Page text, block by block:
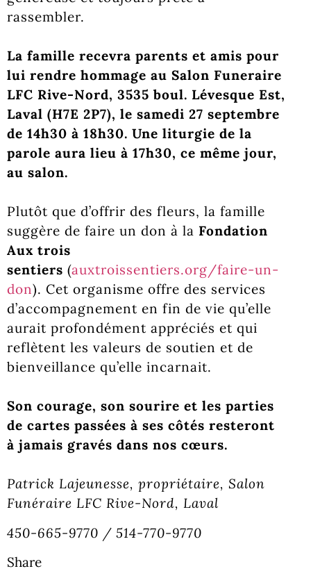
rassembler.
La famille recevra parents et amis pour
lui rendre hommage au Salon Funeraire
LFC Rive-Nord, 3535 boul. Lévesque Est,
Laval (H7E 2P7), le samedi 27 septembre
de 14h30 à 18h30. Une liturgie de la
parole aura lieu à 17h30, ce même jour,
au salon.
Plutôt que d’offrir des fleurs, la famille
suggère de faire un don à la Fondation
Aux trois
sentiers (auxtroissentiers.org/faire-un-
don). Cet organisme offre des services
d’accompagnement en fin de vie qu’elle
aurait profondément appréciés et qui
reflètent les valeurs de soutien et de
bienveillance qu’elle incarnait.
Son courage, son sourire et les parties
de cartes passées à ses côtés resteront
à jamais gravés dans nos cœurs.
Patrick Lajeunesse, propriétaire, Salon
Funéraire LFC Rive-Nord, Laval
450-665-9770 / 514-770-9770
Share